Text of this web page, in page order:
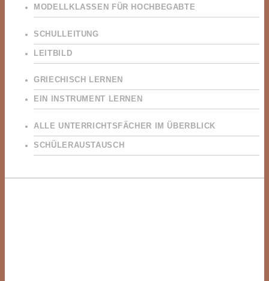
MODELLKLASSEN FÜR HOCHBEGABTE
SCHULLEITUNG
LEITBILD
GRIECHISCH LERNEN
EIN INSTRUMENT LERNEN
ALLE UNTERRICHTSFÄCHER IM ÜBERBLICK
SCHÜLERAUSTAUSCH